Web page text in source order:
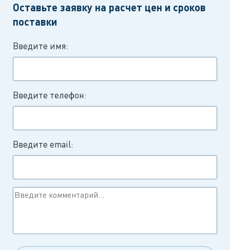
Оставьте заявку на расчет цен и сроков
поставки
Введите имя:
Введите телефон:
Введите email: